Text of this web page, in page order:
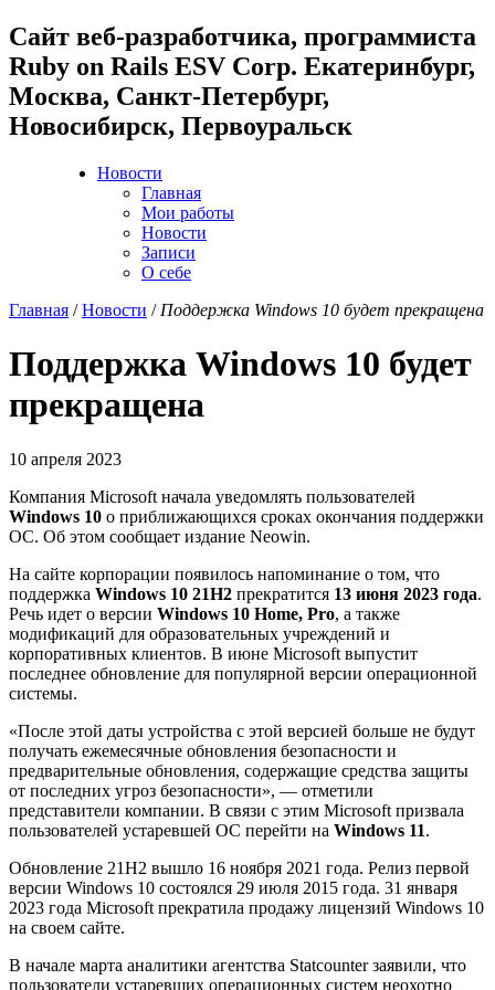
Cайт веб-разработчика, программиста
Ruby on Rails ESV Corp. Екатеринбург,
Москва, Санкт-Петербург,
Новосибирск, Первоуральск
Новости
Главная
Мои работы
Новости
Записи
О себе
Главная /Новости / Поддержка Windows 10 будет прекращена
Поддержка Windows 10 будет
прекращена
10 апреля 2023
Компания Microsoft начала уведомлять пользователей
Windows 10 о приближающихся сроках окончания поддержки
ОС. Об этом сообщает издание Neowin.
На сайте корпорации появилось напоминание о том, что
поддержка Windows 10 21H2 прекратится 13 июня 2023 года.
Речь идет о версии Windows 10 Home, Pro, а также
модификаций для образовательных учреждений и
корпоративных клиентов. В июне Microsoft выпустит
последнее обновление для популярной версии операционной
системы.
«После этой даты устройства с этой версией больше не будут
получать ежемесячные обновления безопасности и
предварительные обновления, содержащие средства защиты
от последних угроз безопасности», — отметили
представители компании. В связи с этим Microsoft призвала
пользователей устаревшей ОС перейти на Windows 11.
Обновление 21H2 вышло 16 ноября 2021 года. Релиз первой
версии Windows 10 состоялся 29 июля 2015 года. 31 января
2023 года Microsoft прекратила продажу лицензий Windows 10
на своем сайте.
В начале марта аналитики агентства Statcounter заявили, что
пользователи устаревших операционных систем неохотно